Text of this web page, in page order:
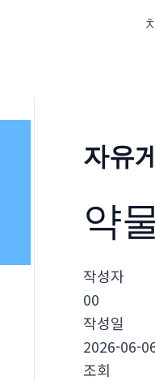
자유
약
작성자
00
작성일
2026-06-
조회